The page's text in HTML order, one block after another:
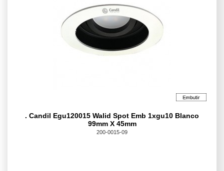
. Candil Egu120015 Walid Spot Emb 1xgu10 Blanco
99mm X 45mm
200-0015-09